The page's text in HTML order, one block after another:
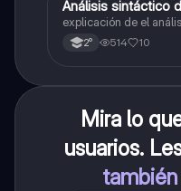
Lengua
Análisis sintáctico
explicación de el
2° 514 10
Mira lo
usuarios.